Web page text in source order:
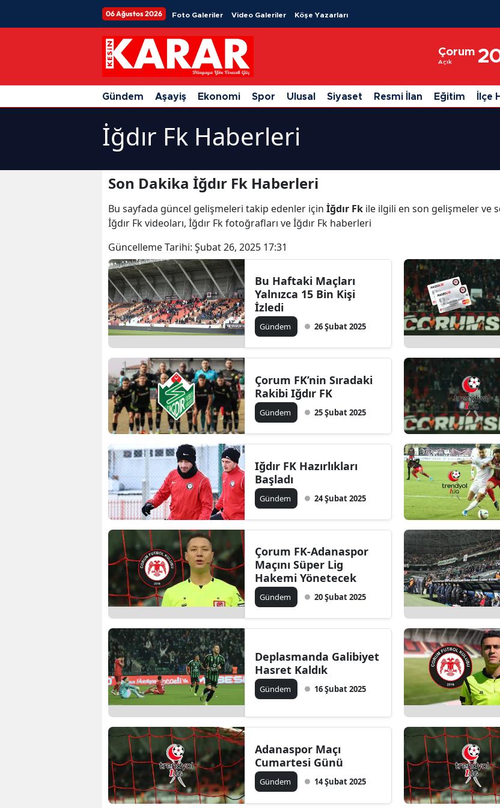
06 Ağustos 2026 Foto Galeriler Video Galeriler Köşe Yazarları
Çorum
AçıkAdıyaman
Ağrı
Artvin
Balıkesir
Bilecik
Bingöl
Bitlis
Bolu
Burdur
Bursa
Çanakkale
Çankırı
Çorum
Denizli
Diyarbakır
Edirne
Elazığ
Erzincan
Erzurum
Eskişehir
Gaziantep
Giresun
Gümüşhane
Hakkari
Hatay
Isparta
Gündem Aşayiş Ekonomi Spor Ulusal Siyaset Resmi İlan Eğitim İlçe
İğdır Fk Haberleri
Son Dakika İğdır Fk Haberleri
Bu sayfada güncel gelişmeleri takip edenler için İğdır Fk ile ilgili en son gelişmeler ve
İğdır Fk videoları, İğdır Fk fotoğrafları ve İğdır Fk haberleri
Güncelleme Tarihi: Şubat 26, 2025 17:31
Bu Haftaki Maçları
Yalnızca 15 Bin Kişi
İzledi
Gündem 26 Şubat 2025
Çorum FK’nin Sıradaki
Rakibi Iğdır FK
Gündem 25 Şubat 2025
Iğdır FK Hazırlıkları
Başladı
Gündem 24 Şubat 2025
Çorum FK-Adanaspor
Maçını Süper Lig
Hakemi Yönetecek
Gündem 20 Şubat 2025
Deplasmanda Galibiyet
Hasret Kaldık
Gündem 16 Şubat 2025
Adanaspor Maçı
Cumartesi Günü
Gündem 14 Şubat 2025